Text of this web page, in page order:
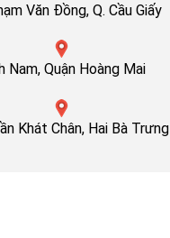
Văn Đồng, Q. Cầu Giấy
Nam, Quận Hoàng Mai
Khát Chân, Hai Bà Trưng